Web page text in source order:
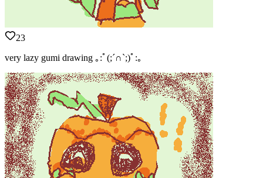
23
very lazy gumi drawing ｡:ﾟ(;´∩`;)ﾟ:｡